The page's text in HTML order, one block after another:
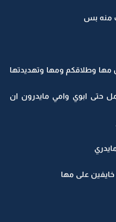
منه بس
مها وطلاقكم ومها وتهديدتها
حتى ابوي وامي مايدرون ان
خايفين على مها